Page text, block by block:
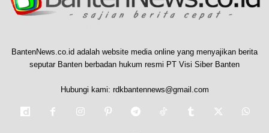
BantenNews.co.id adalah website media online yang menyajikan berita
seputar Banten berbadan hukum resmi PT Visi Siber Banten
Hubungi kami: rdkbantennews@gmail.com